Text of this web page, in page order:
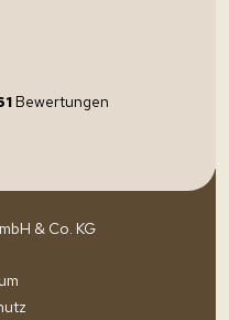
Bewertungen
& Co. KG